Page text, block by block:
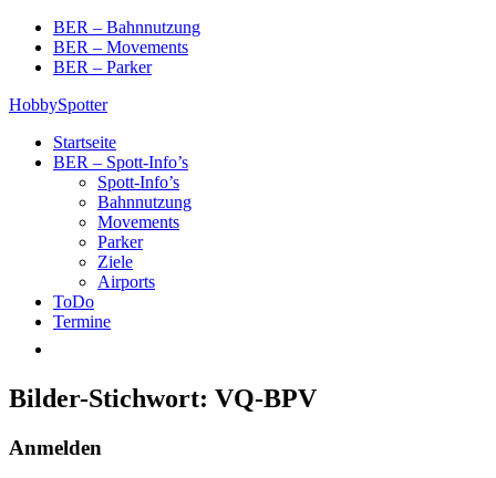
Skip
content
BER – Bahnnutzung
BER – Movements
BER – Parker
HobbySpotter
Startseite
BER – Spott-Info’s
Spott-Info’s
Bahnnutzung
Movements
Parker
Ziele
Airports
ToDo
Termine
Bilder-Stichwort: VQ-BPV
Anmelden